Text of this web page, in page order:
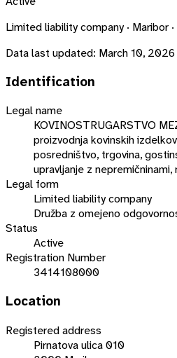
Limited liability company · Maribor
Data last updated: March 10, 2026
Identification
Legal name
KOVINOSTRUGARSTVO
proizvodnja kovinskih
posredništvo, trgovina,
upravljanje z
Legal form
Limited liability company
Družba z omejeno
Status
Active
Registration Number
3414108000
Location
Registered address
Pirnatova ulica 010